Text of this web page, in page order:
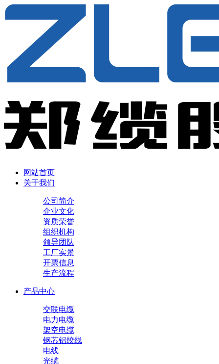
网站首页
关于我们
公司简介
企业文化
资质荣誉
组织机构
领导团队
工厂实景
开票信息
生产流程
产品中心
交联电缆
电力电缆
架空电缆
钢芯铝绞线
电线
光缆